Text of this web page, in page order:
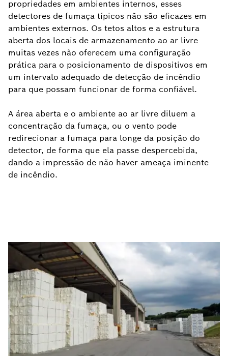
propriedades em ambientes internos, esses
detectores de fumaça típicos não são eficazes em
ambientes externos. Os tetos altos e a estrutura
aberta dos locais de armazenamento ao ar livre
muitas vezes não oferecem uma configuração
prática para o posicionamento de dispositivos em
um intervalo adequado de detecção de incêndio
para que possam funcionar de forma confiável.
A área aberta e o ambiente ao ar livre diluem a
concentração da fumaça, ou o vento pode
redirecionar a fumaça para longe da posição do
detector, de forma que ela passe despercebida,
dando a impressão de não haver ameaça iminente
de incêndio.